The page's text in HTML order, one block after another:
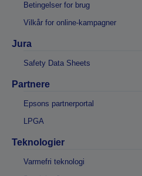
Betingelser for brug
Vilkår for online-kampagner
Jura
Safety Data Sheets
Partnere
Epsons partnerportal
LPGA
Teknologier
Varmefri teknologi